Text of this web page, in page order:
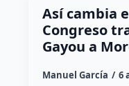
Así cambia
Congreso
Gayou a
Manuel García 6